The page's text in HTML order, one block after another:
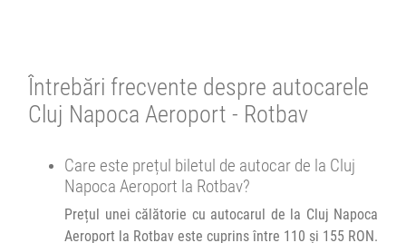
3 09 min
L M M J V S D
Afiseaza itinerariu
min
M
Se pot face rezervări cu minim o oră înainte de îmbarcare.
20:00 Cluj Napoca Aeroport
Terminal Sosiri - Aeroport
Minivan Olteanu Travel :
Oradea Cluj Brasov
Afiseaza itinerariu
Întrebări frecvente despre autocarele
Cluj Napoca Aeroport - Rotbav
Care este prețul biletul de autocar de la Cluj
Napoca Aeroport la Rotbav?
Prețul unei călătorie cu autocarul de la Cluj Napoca
Aeroport la Rotbav este cuprins între 110 și 155 RON.